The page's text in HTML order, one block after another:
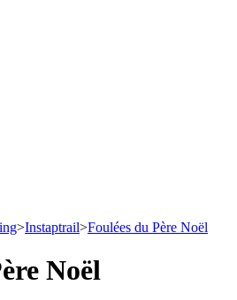
>Instaptrail>Foulées du Père Noël
Noël